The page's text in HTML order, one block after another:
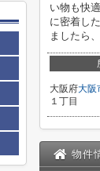
い物も快
に密着し
ましたら
大阪府大阪
１丁目
物件